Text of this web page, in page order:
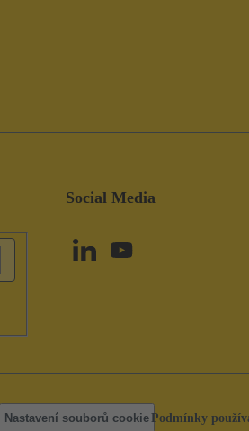
Social Media
Nastavení souborů cookiePodmínky